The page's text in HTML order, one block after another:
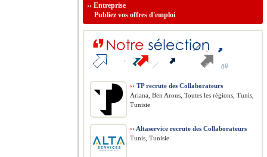
›› Entreprise
Publiez vos offres d'emploi
›› TP recrute des Collaborateurs
Ariana, Ben Arous, Toutes les régions, Tunis,
Tunisie
›› Altaservice recrute des Collaborateurs
Tunis, Tunisie